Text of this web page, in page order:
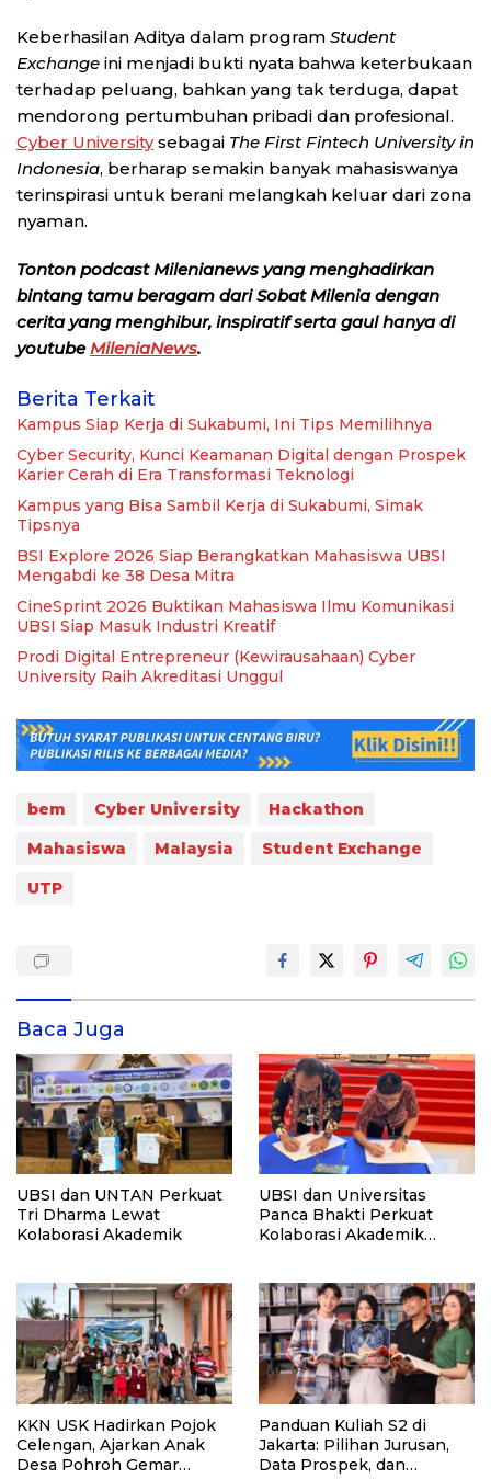
Keberhasilan Aditya dalam program Student
Exchange ini menjadi bukti nyata bahwa keterbukaan
terhadap peluang, bahkan yang tak terduga, dapat
mendorong pertumbuhan pribadi dan profesional.
Cyber Universitysebagai The First Fintech University in
Indonesia, berharap semakin banyak mahasiswanya
terinspirasi untuk berani melangkah keluar dari zona
nyaman.
Tonton podcast Milenianews yang menghadirkan
bintang tamu beragam dari Sobat Milenia dengan
cerita yang menghibur, inspiratif serta gaul hanya di
youtubeMileniaNews.
Berita Terkait
Kampus Siap Kerja di Sukabumi, Ini Tips Memilihnya
Cyber Security, Kunci Keamanan Digital dengan Prospek
Karier Cerah di Era Transformasi Teknologi
Kampus yang Bisa Sambil Kerja di Sukabumi, Simak
Tipsnya
BSI Explore 2026 Siap Berangkatkan Mahasiswa UBSI
Mengabdi ke 38 Desa Mitra
CineSprint 2026 Buktikan Mahasiswa Ilmu Komunikasi
UBSI Siap Masuk Industri Kreatif
Prodi Digital Entrepreneur (Kewirausahaan) Cyber
University Raih Akreditasi Unggul
bem Cyber University
Hackathon
Mahasiswa
Malaysia
Student Exchange
UTP
Baca Juga
UBSI dan UNTAN Perkuat
Tri Dharma Lewat
Kolaborasi Akademik
UBSI dan Universitas
Panca Bhakti Perkuat
Kolaborasi Akademik
KKN USK Hadirkan Pojok
Celengan, Ajarkan Anak
Desa Pohroh Gemar
Panduan Kuliah S2 di
Jakarta: Pilihan Jurusan,
Data Prospek, dan